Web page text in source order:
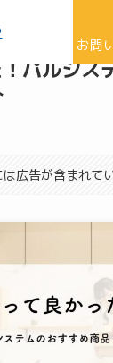
お問
パルシス
広告が含まれてい